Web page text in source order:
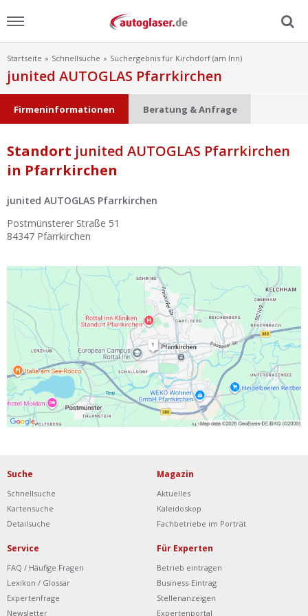
Menu
Home
Ratgeber
Scheibensuche
FAQ
Lexikon
Ist Ihre Werkstatt schon dabei?
Kostenlos eintragen
Werkstatt Login
Startseite Schnellsuche Suchergebnis für Kirchdorf (am Inn)
junited AUTOGLAS Pfarrkirchen
Firmeninformationen Beratung & Anfrage
Standort junited AUTOGLAS Pfarrkirchen
in Pfarrkirchen
junited AUTOGLAS Pfarrkirchen
Postmünsterer Straße 51
84347 Pfarrkirchen
Suche
Schnellsuche
Kartensuche
Detailsuche
Magazin
Aktuelles
Kaleidoskop
Fachbetriebe im Porträt
Service
FAQ / Häufige Fragen
Lexikon / Glossar
Expertenfrage
Newsletter
Für Experten
Betrieb eintragen
Business-Eintrag
Stellenanzeigen
Expertenportal